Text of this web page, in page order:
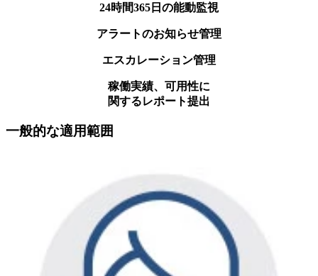
24時間365日の能動監視
アラートのお知らせ管理
エスカレーション管理
稼働実績、可用性に
関するレポート提出
一般的な適用範囲